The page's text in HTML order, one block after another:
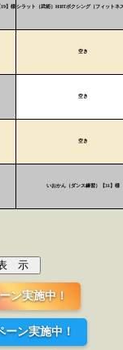
】様シラット（武術）HIITボクシング（フィットネ
空き
空き
空き
いおかん（ダンス練習）【31】様
ン実施中！
ン実施中！